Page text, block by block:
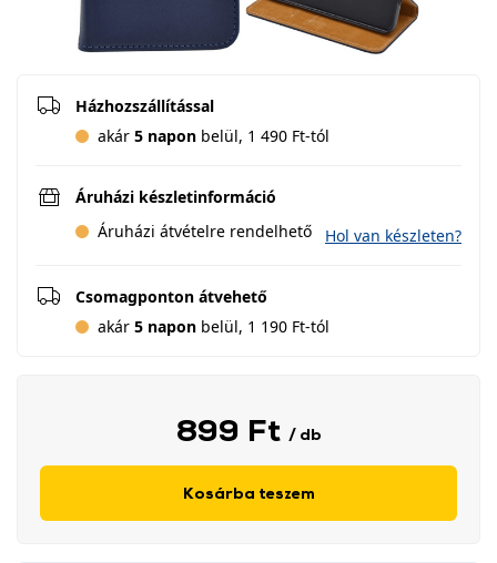
Házhozszállítással
akár 5 napon belül, 1 490 Ft-tól
Áruházi készletinformáció
Áruházi átvételre rendelhető
Hol van készleten?
Csomagponton átvehető
akár 5 napon belül, 1 190 Ft-tól
899 Ft / db
Kosárba teszem